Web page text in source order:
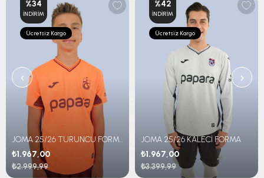
JOMA 25/26 TURUNCU FORMA ÇOCUK
₺1.967,00
₺2.999,99
%34
İNDIRIM
Ücretsiz Kargo
JOMA 25/26 KALECİ FORMA
₺1.967,00
₺3.399,99
%42
İNDIRIM
Ücretsiz Kargo
‹ ›